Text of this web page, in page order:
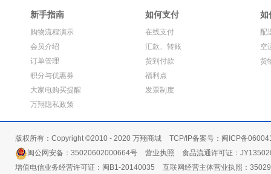
新手指南
购物流程演示
会员介绍
订单管理
积分与优惠券
大家电购买提醒
万翔隐私政策
如何支付
在线支付
汇款、转账
货到付款
福利点
发票制度
如
配
空
货
版权所有：Copyright ©2010 - 2020 万翔商城
TCP/IP备案号：闽ICP备
闽公网安备：35020602000664号
营业执照
食品流通许可证：
增值电信业务经营许可证：闽B1-20140035
互联网经营主体营业执照：